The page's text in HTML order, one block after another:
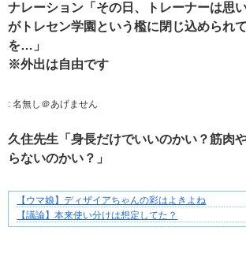
ナレーション「その日、トレーナーは
がトレセン学園という檻に閉じ込められ
を…」
※外出は自由です
: 名無し＠あげません
久住先生「身長だけでいいのかい？筋肉
らないのかい？」
1420gの娘がくれた“生きる力”。
【ウマ娘】ディザイアちゃんの彩はよきよね
【議論】本来使い分けは想定してた？